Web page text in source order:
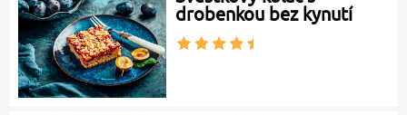
drobenkou bez kynutí